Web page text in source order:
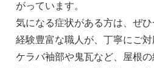
がっています。
気になる症状がある方は、ぜひ
経験豊富な職人が、丁寧にご対
ケラバ袖部や鬼瓦など、屋根